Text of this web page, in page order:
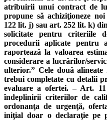
atribuirii unui contract de
propune să achiziţioneze
122 lit. j) sau art. 252 lit. k)
solicitate pentru criteriile
procedurii aplicate pentru
raportează la valoarea
considerare a lucrărilor/
ulterior.” Cele două
trebui completate cu detalii
evaluare a ofertei. – Art.
îndeplinirii criteriilor de
ordonanţa de urgenţă,
iniţial doar o declaraţie pe